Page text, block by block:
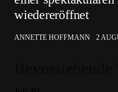
wiedereröffnet
ANNETTE HOFFMANN 2